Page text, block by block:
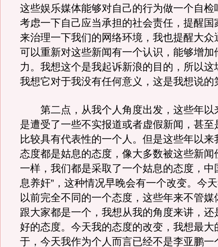
这些娱乐媒体能够对自己的行为做一个自检
考虑一下自己应当承担的社会责任，提醒国
来治理一下我们的网络环境，我也提醒大众
可以重新对这些新闻有一个认识，能够增加
力。我想这个是我起诉新浪的目的，所以这
我想它对于我没有任何意义，这是我想说的
第二点，从我个人角度出发，这些年以
是遭受了一些不实报道或者虚假新闻，甚至
比较具有代表性的一个人。但是这些年以来
态度都是姑息的态度，像大多数被这些新闻
一样，我们都是采取了一个姑息的态度，中
息养奸”，这种情况早晚会有一个改变。今
以前完全不同的一个态度，这些年来不管媒
跟大家都是一个，我想从我的角度来讲，还
好的态度。今天我的态度的改变，我想最大
于，今天我作为个人而言已经不是李亚鹏一